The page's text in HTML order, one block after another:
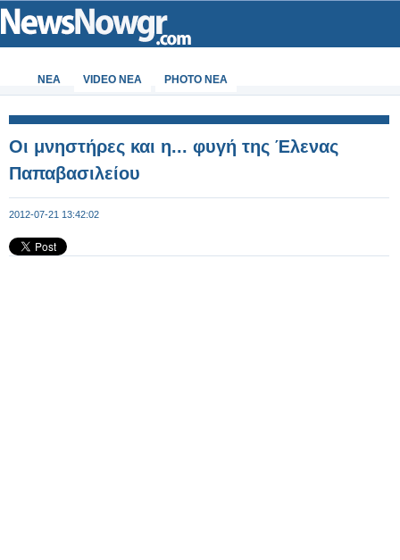
ΝΕΑ VIDEO NEA PHOTO NEA
Οι μνηστήρες και η... φυγή της Έλενας
Παπαβασιλείου
2012-07-21 13:42:02